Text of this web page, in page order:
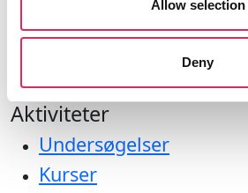
Allow selection
Deny
Aktiviteter
Undersøgelser
Kurser